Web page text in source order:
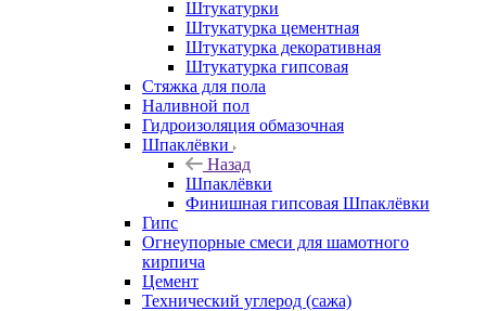
Штукатурки
Штукатурка цементная
Штукатурка декоративная
Штукатурка гипсовая
Стяжка для пола
Наливной пол
Гидроизоляция обмазочная
Шпаклёвки
Назад
Шпаклёвки
Финишная гипсовая Шпаклёвки
Гипс
Огнеупорные смеси для шамотного
кирпича
Цемент
Технический углерод (сажа)